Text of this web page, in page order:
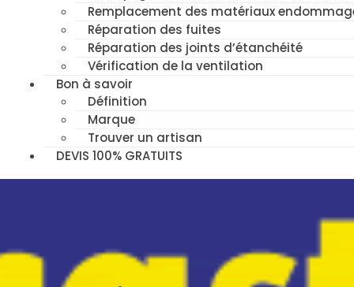
Remplacement des matériaux
Réparation des fuites
Réparation des joints d’étanchéité
Vérification de la ventilation
Bon à savoir
Définition
Marque
Trouver un artisan
DEVIS 100% GRATUITS